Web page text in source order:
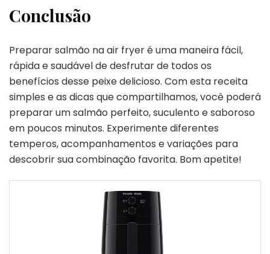
Conclusão
Preparar salmão na air fryer é uma maneira fácil,
rápida e saudável de desfrutar de todos os
benefícios desse peixe delicioso. Com esta receita
simples e as dicas que compartilhamos, você poderá
preparar um salmão perfeito, suculento e saboroso
em poucos minutos. Experimente diferentes
temperos, acompanhamentos e variações para
descobrir sua combinação favorita. Bom apetite!